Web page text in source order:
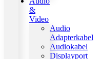
&
Video
Audio
Adapterkabel
Audiokabel
Displayport